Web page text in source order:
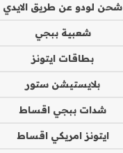
شحن لودو عن طريق الايدي
شعبية ببجي
بطاقات ايتونز
بلايستيشن ستور
شدات ببجي اقساط
ايتونز امريكي اقساط